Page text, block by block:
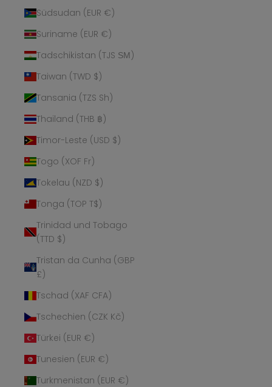
Südsudan (EUR €)
Suriname (EUR €)
Tadschikistan (TJS ЅМ)
Taiwan (TWD $)
Tansania (TZS Sh)
Thailand (THB ฿)
Timor-Leste (USD $)
Togo (XOF Fr)
Tokelau (NZD $)
Tonga (TOP T$)
Trinidad und Tobago
(TTD $)
Tristan da Cunha (GBP
£)
Tschad (XAF CFA)
Tschechien (CZK Kč)
Türkei (EUR €)
Tunesien (EUR €)
Turkmenistan (EUR €)